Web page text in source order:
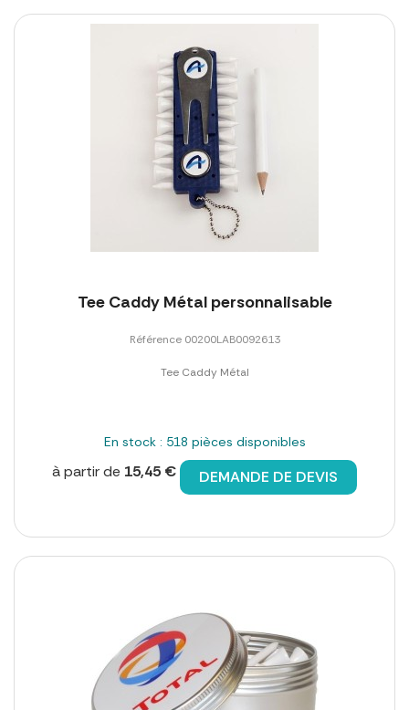
Tee Caddy Métal personnalisable
Référence 00200LAB0092613
Tee Caddy Métal
En stock : 518 pièces disponibles
à partir de 15,45 € DEMANDE DE DEVIS